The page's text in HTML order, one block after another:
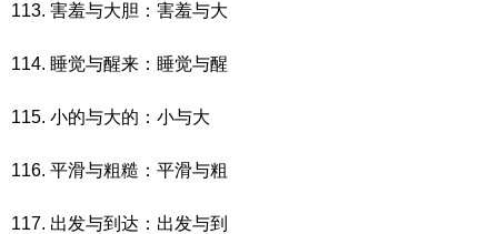
113. 害羞与大胆：害羞与大
114. 睡觉与醒来：睡觉与醒
115. 小的与大的：小与大
116. 平滑与粗糙：平滑与粗
117. 出发与到达：出发与到